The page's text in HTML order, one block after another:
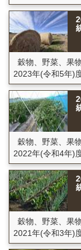
穀物、野菜、果
2023年(令和5年)
穀物、野菜、果
2022年(令和4年)
穀物、野菜、果
2021年(令和3年)